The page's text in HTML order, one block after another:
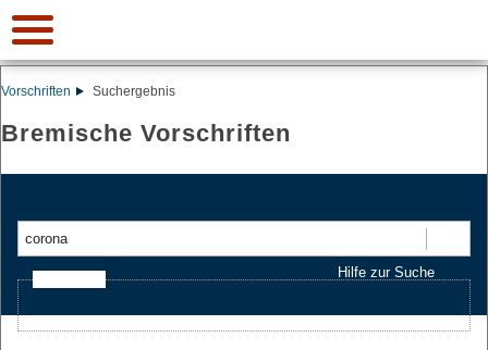
Vorschriften Suchergebnis
Bremische Vorschriften
Hilfe zur Suche